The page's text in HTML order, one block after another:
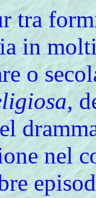
tra
in
o
,
nel